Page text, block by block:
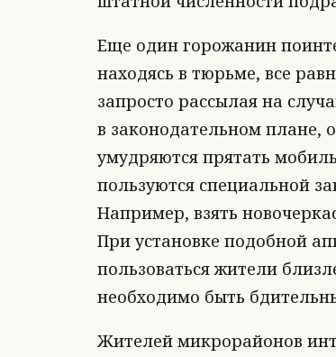
Еще один горожанин
находясь в тюрьме, все
запросто рассылая на
в законодательном плане,
умудряются прятать
пользуются специальной
Например, взять
При установке подобной
пользоваться жители
необходимо быть
Жителей микрорайонов